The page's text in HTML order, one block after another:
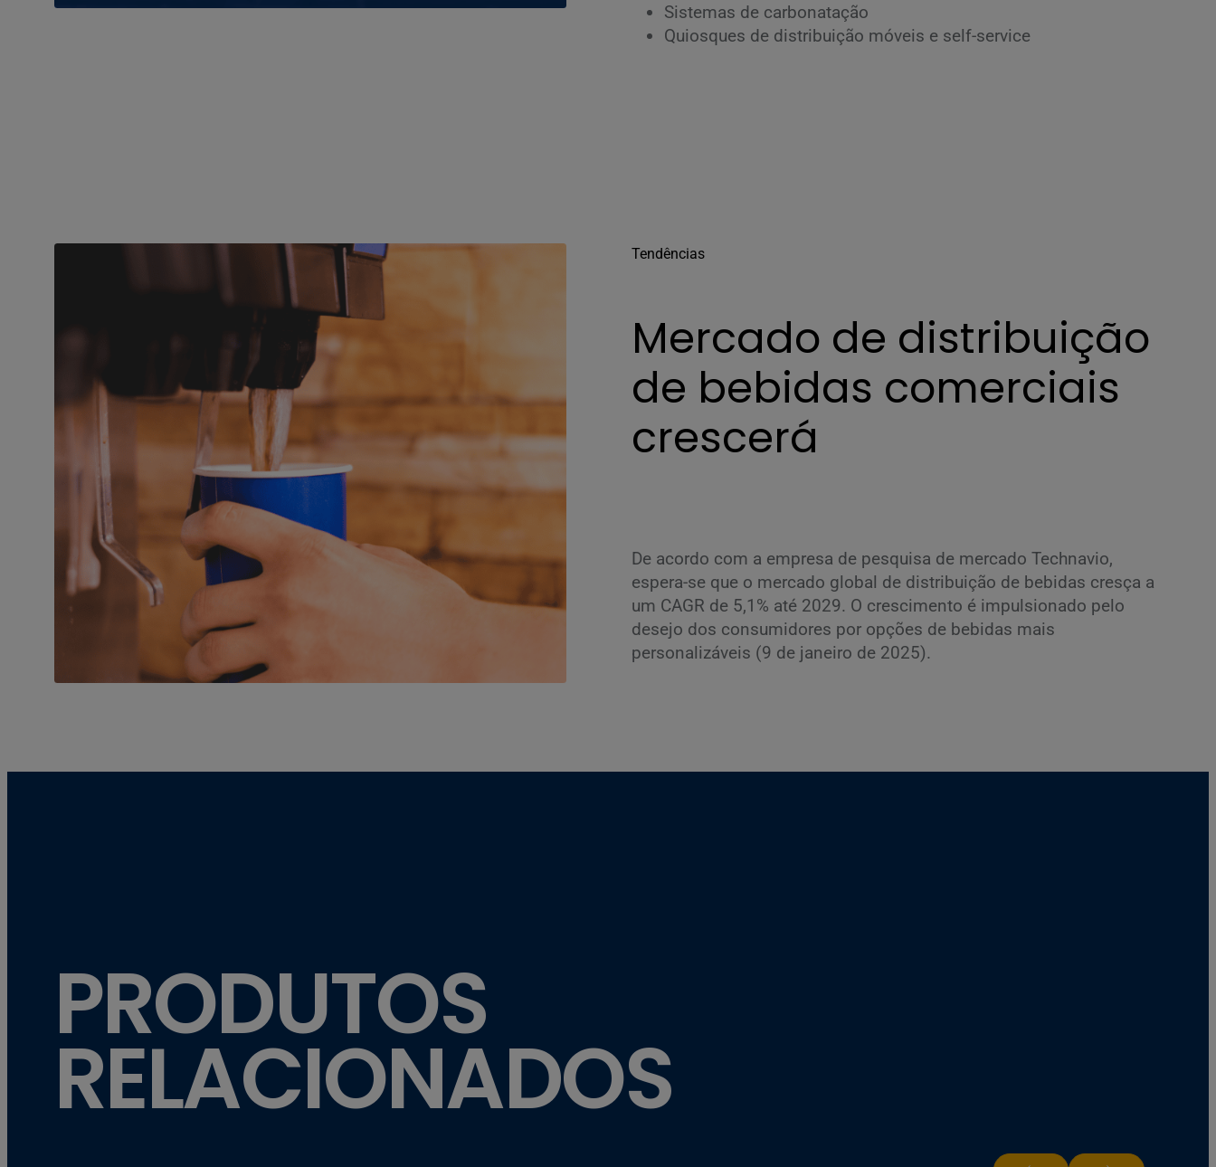
Sistemas de carbonatação
Quiosques de distribuição móveis e self-service
Tendências
Mercado de distribuição
de bebidas comerciais
crescerá
De acordo com a empresa de pesquisa de mercado Technavio,
espera-se que o mercado global de distribuição de bebidas cresça a
um CAGR de 5,1% até 2029. O crescimento é impulsionado pelo
desejo dos consumidores por opções de bebidas mais
personalizáveis (9 de janeiro de 2025).
PRODUTOS
RELACIONADOS